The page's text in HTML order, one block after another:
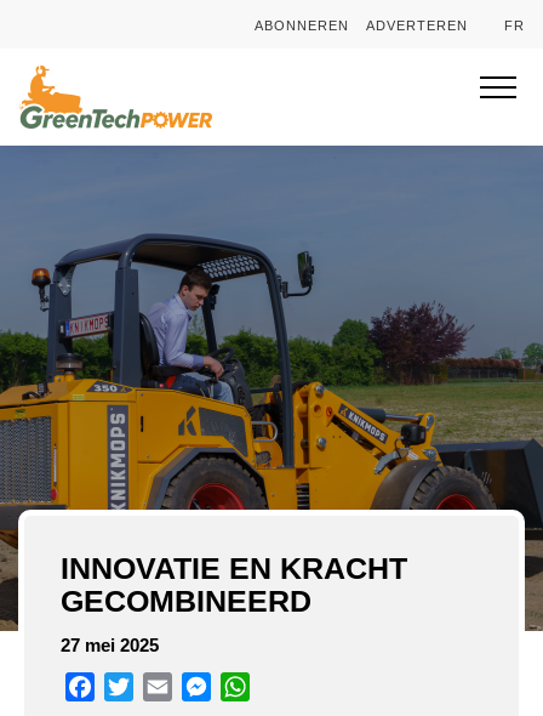
ABONNEREN ADVERTEREN FR
INNOVATIE EN KRACHT
GECOMBINEERD
27 mei 2025
Facebook
TwitterEmail Messenger